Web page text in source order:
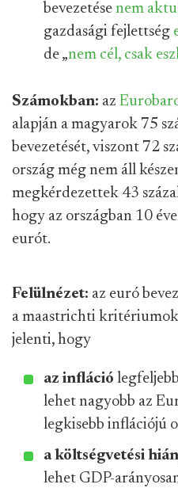
bevezetése nem
gazdasági fejlettség
de „nem cél, csak
Számokban: az
alapján a magyarok 75
bevezetését, viszont 72
ország még nem áll
megkérdezettek 43
hogy az országban 10
eurót.
Felülnézet: az euró
a maastrichti
jelenti, hogy
az infláció
lehet nagyobb az
legkisebb inflációjú
a költségvetési
lehet GDP-